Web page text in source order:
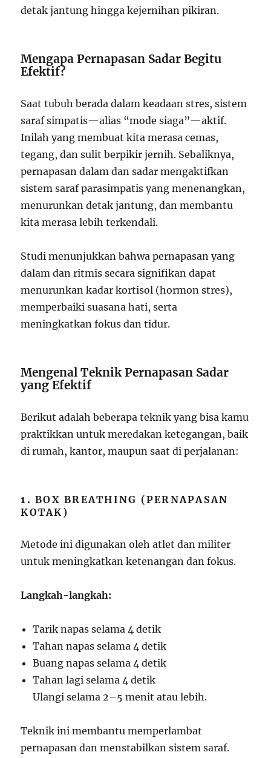
detak jantung hingga kejernihan pikiran.
Mengapa Pernapasan Sadar Begitu
Efektif?
Saat tubuh berada dalam keadaan stres, sistem
saraf simpatis—alias “mode siaga”—aktif.
Inilah yang membuat kita merasa cemas,
tegang, dan sulit berpikir jernih. Sebaliknya,
pernapasan dalam dan sadar mengaktifkan
sistem saraf parasimpatis yang menenangkan,
menurunkan detak jantung, dan membantu
kita merasa lebih terkendali.
Studi menunjukkan bahwa pernapasan yang
dalam dan ritmis secara signifikan dapat
menurunkan kadar kortisol (hormon stres),
memperbaiki suasana hati, serta
meningkatkan fokus dan tidur.
Mengenal Teknik Pernapasan Sadar
yang Efektif
Berikut adalah beberapa teknik yang bisa kamu
praktikkan untuk meredakan ketegangan, baik
di rumah, kantor, maupun saat di perjalanan:
1.BOX BREATHING (PERNAPASAN
KOTAK)
Metode ini digunakan oleh atlet dan militer
untuk meningkatkan ketenangan dan fokus.
Langkah-langkah:
Tarik napas selama 4 detik
Tahan napas selama 4 detik
Buang napas selama 4 detik
Tahan lagi selama 4 detik
Ulangi selama 2–5 menit atau lebih.
Teknik ini membantu memperlambat
pernapasan dan menstabilkan sistem saraf.